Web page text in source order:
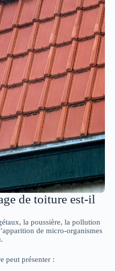
de toiture est-il
la poussière, la pollution
de micro-organismes
peut présenter :